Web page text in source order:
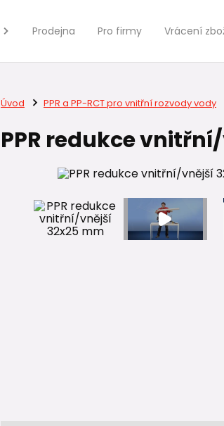
Prodejna Pro firmy Vrácení
Úvod PPR a PP-RCT pro vnitřní rozvody vody
PPR redukce